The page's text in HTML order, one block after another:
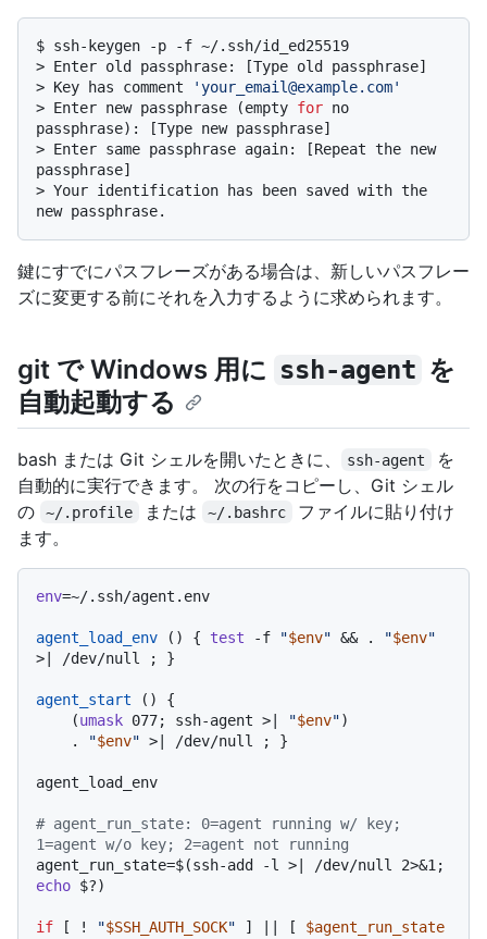
$ ssh-keygen -p -f ~/.ssh/id_ed25519
> Enter old passphrase: [Type old passphrase]
> Key has comment
'your_email@example.com'
> Enter new passphrase (empty for no
passphrase): [Type new passphrase]
> Enter same passphrase again: [Repeat the new
passphrase]
> Your identification has been saved with the
new passphrase.
鍵にすでにパスフレーズがある場合は、新しいパスフレー
ズに変更する前にそれを入力するように求められます。
git で Windows 用に ssh-agent を
自動起動する
bash または Git シェルを開いたときに、 ssh-agent
を
自動的に実行できます。 次の行をコピーし、Git シェル
の
~/.profile または ~/.bashrc
ファイルに貼り付け
ます。
env=~/.ssh/agent.env
agent_load_env () { test -f "$env" && . "$env"
>| /dev/null ; }
agent_start () {
    (
umask 077; ssh-agent >| "$env")
    .
"$env" >| /dev/null ; }
agent_load_env
# agent_run_state: 0=agent running w/ key;
1=agent w/o key; 2=agent not running
echo $?)
if [ ! "$SSH_AUTH_SOCK" ] || [ $agent_run_state